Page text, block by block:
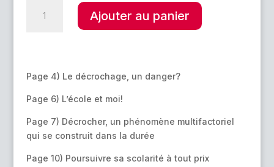
menace…
Ajouter au panier
A
i
:
Page 4) Le décrochage, un danger?
Page 6) L’école et moi!
Page 7) Décrocher, un phénomène multifactoriel
qui se construit dans la durée
Page 10) Poursuivre sa scolarité à tout prix